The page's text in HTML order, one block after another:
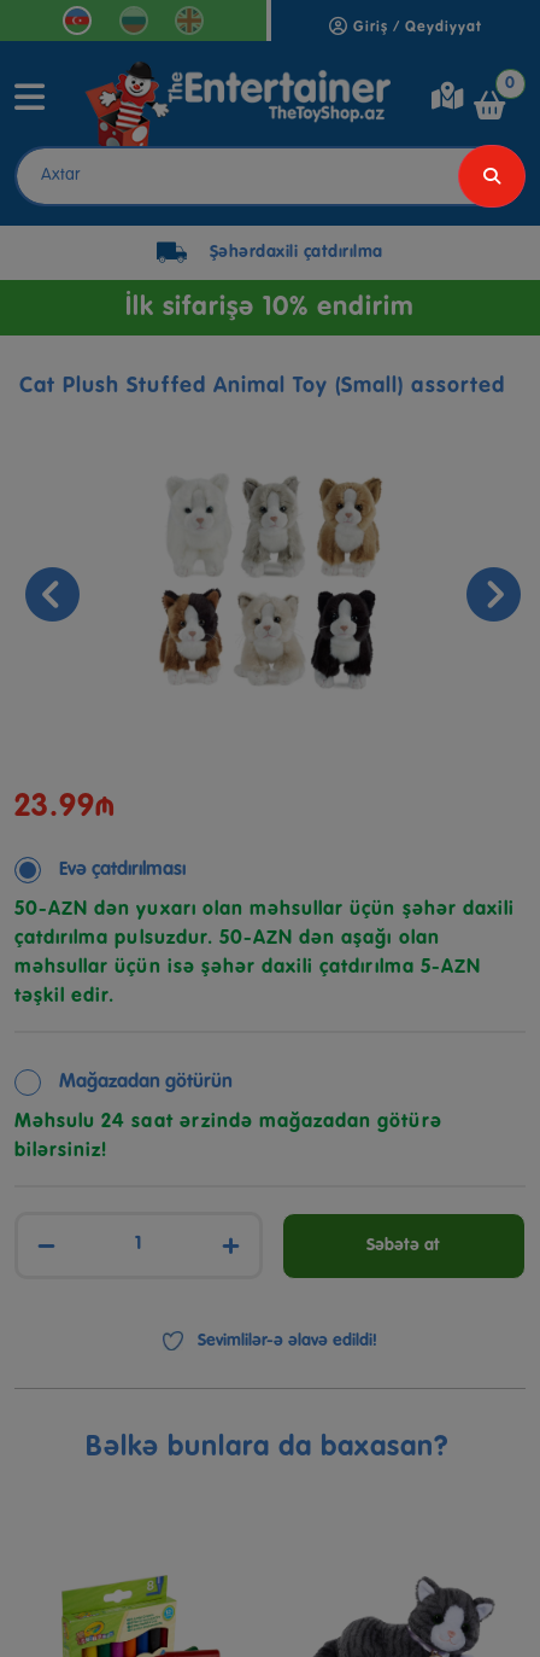
Giriş / Qeydiyyat
0
Şəhərdaxili çatdırılma
İlk sifarişə 10% endirim
Cat Plush Stuffed Animal Toy (Small) assorted
23.99₼
Evə çatdırılması
50-AZN dən yuxarı olan məhsullar üçün şəhər daxili
çatdırılma pulsuzdur. 50-AZN dən aşağı olan
məhsullar üçün isə şəhər daxili çatdırılma 5-AZN
təşkil edir.
Mağazadan götürün
Məhsulu 24 saat ərzində mağazadan götürə
bilərsiniz!
− + Səbətə at
Sevimlilər-ə əlavə edildi!
Bəlkə bunlara da baxasan?